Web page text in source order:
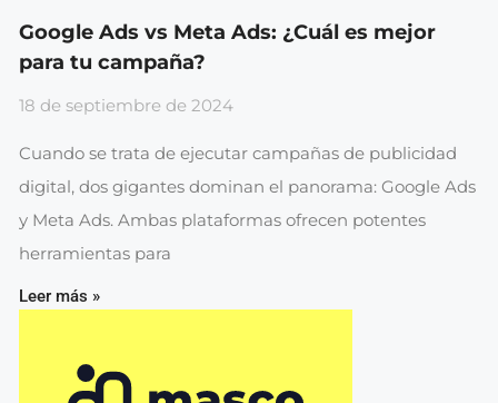
Google Ads vs Meta Ads: ¿Cuál es mejor
para tu campaña?
18 de septiembre de 2024
Cuando se trata de ejecutar campañas de publicidad
digital, dos gigantes dominan el panorama: Google Ads
y Meta Ads. Ambas plataformas ofrecen potentes
herramientas para
Leer más »